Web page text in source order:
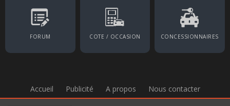
FORUM COTE / OCCASION CONCESSIONNAIRES
Accueil Publicité A propos Nous contacter